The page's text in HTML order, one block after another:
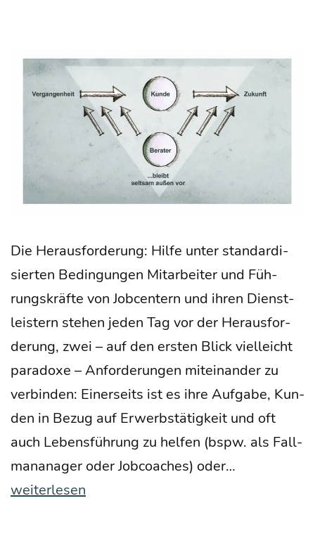
Die Her­aus­for­de­rung: Hil­fe unter stan­dar­di­
sier­ten Bedin­gun­gen Mit­ar­bei­ter und Füh­
rungs­kräf­te von Job­cen­tern und ihren Dienst­
leis­tern ste­hen jeden Tag vor der Her­aus­for­
de­rung, zwei – auf den ers­ten Blick viel­leicht
para­do­xe – Anfor­de­run­gen mit­ein­an­der zu
ver­bin­den: Einer­seits ist es ihre Auf­ga­be, Kun­
den in Bezug auf Erwerbs­tä­tig­keit und oft
auch Lebens­füh­rung zu hel­fen (bspw. als Fall­
man­a­na­ger oder Job­coa­ches) oder…
weiterlesen